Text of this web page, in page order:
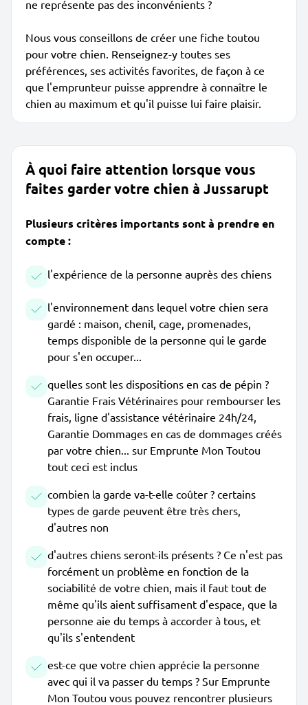
ne représente pas des inconvénients ?
Nous vous conseillons de créer une fiche toutou
pour votre chien. Renseignez-y toutes ses
préférences, ses activités favorites, de façon à ce
que l'emprunteur puisse apprendre à connaître le
chien au maximum et qu'il puisse lui faire plaisir.
À quoi faire attention lorsque vous
faites garder votre chien à Jussarupt
Plusieurs critères importants sont à prendre en
compte :
l'expérience de la personne auprès des chiens
l'environnement dans lequel votre chien sera
gardé : maison, chenil, cage, promenades,
temps disponible de la personne qui le garde
pour s'en occuper...
quelles sont les dispositions en cas de pépin ?
Garantie Frais Vétérinaires pour rembourser les
frais, ligne d'assistance vétérinaire 24h/24,
Garantie Dommages en cas de dommages créés
par votre chien... sur Emprunte Mon Toutou
tout ceci est inclus
combien la garde va-t-elle coûter ? certains
types de garde peuvent être très chers,
d'autres non
d'autres chiens seront-ils présents ? Ce n'est pas
forcément un problème en fonction de la
sociabilité de votre chien, mais il faut tout de
même qu'ils aient suffisament d'espace, que la
personne aie du temps à accorder à tous, et
qu'ils s'entendent
est-ce que votre chien apprécie la personne
avec qui il va passer du temps ? Sur Emprunte
Mon Toutou vous pouvez rencontrer plusieurs